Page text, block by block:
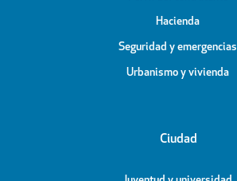
Hacienda
Seguridad y emergencias
Urbanismo y vivienda
Ciudad